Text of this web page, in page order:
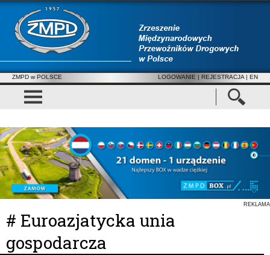
ZMPD w POLSCE LOGOWANIE | REJESTRACJA | EN
REKLAMA
# Euroazjatycka unia
gospodarcza